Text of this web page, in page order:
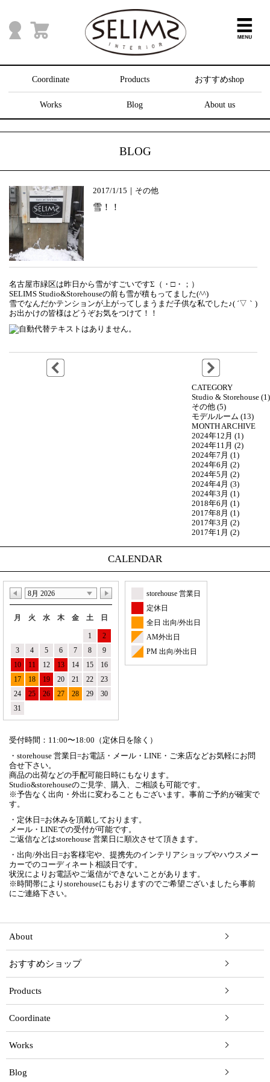
Coordinate Products おすすめshop
Works Blog About us
BLOG
2017/1/15｜その他
雪！！
名古屋市緑区は昨日から雪がすごいですΣ（・□・；）
SELIMS Studio&Storehouseの前も雪が積もってました(^^)
雪でなんだかテンションが上がってしまうまだ子供な私でした♪( ´▽｀)
お出かけの皆様はどうぞお気をつけて！！
CATEGORY
Studio & Storehouse (1)
その他 (5)
モデルルーム (13)
MONTH ARCHIVE
2024年12月 (1)
2024年11月 (2)
2024年7月 (1)
2024年6月 (2)
2024年5月 (2)
2024年4月 (3)
2024年3月 (1)
2018年6月 (1)
2017年8月 (1)
2017年3月 (2)
2017年1月 (2)
CALENDAR
8月 2026
月 火 水 木 金 土 日
1
2
3
4 5 6 7 8
9
10
11 12 13 14 15
16
17
18 19 20 21 22
23
24
25 26 27 28 29
30
31
storehouse 営業日
定休日
全日 出向/外出日
AM外出日
PM 出向/外出日
受付時間：11:00〜18:00（定休日を除く）
・storehouse 営業日=お電話・メール・LINE・ご来店などお気軽にお問
合せ下さい。
商品の出荷などの手配可能日時にもなります。
Studio&storehouseのご見学、購入、ご相談も可能です。
※予告なく出向・外出に変わることもございます。事前ご予約が確実で
す。
・定休日=お休みを頂戴しております。
メール・LINEでの受付が可能です。
ご返信などはstorehouse 営業日に順次させて頂きます。
・出向/外出日=お客様宅や、提携先のインテリアショップやハウスメー
カーでのコーディネート相談日です。
状況によりお電話やご返信ができないことがあります。
※時間帯によりstorehouseにもおりますのでご希望ございましたら事前
にご連絡下さい。
About
おすすめショップ
Products
Coordinate
Works
Blog